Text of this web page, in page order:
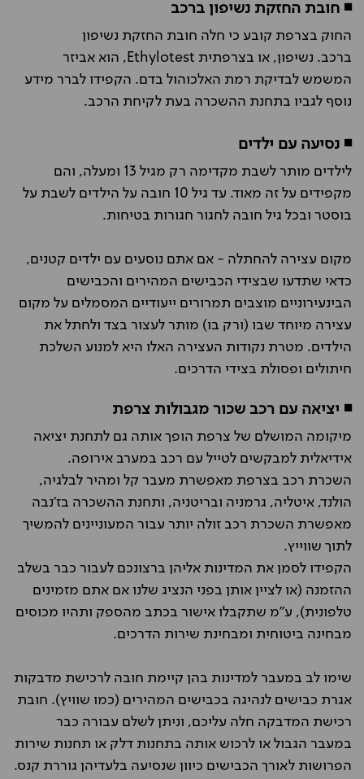
◾ חובת החזקת נשיפון ברכב
החוק בצרפת קובע כי חלה חובת החזקת נשיפון
ברכב.
נשיפון, או בצרפתית Ethylotest, הוא אביזר
המשמש לבדיקת רמת האלכוהול בדם. הקפידו לברר מידע
נוסף לגביו בתחנת ההשכרה בעת לקיחת הרכב.
◾ נסיעה עם ילדים
לילדים מותר לשבת מקדימה רק מגיל 13 ומעלה, והם
מקפידים על זה מאוד. עד גיל 10 חובה על הילדים לשבת על
בוסטר ובכל גיל חובה לחגור חגורות בטיחות.
מקום עצירה להחתלה - אם אתם נוסעים עם ילדים קטנים,
כדאי שתדעו שבצידי הכבישים המהירים והכבישים
הבינעירוניים מוצבים תמרורים ייעודיים המסמלים על מקום
עצירה מיוחד שבו (ורק בו) מותר לעצור בצד ולחתל את
הילדים. מטרת נקודות העצירה האלו היא למנוע השלכת
חיתולים ופסולת בצידי הדרכים.
◾ יציאה עם רכב שכור מגבולות צרפת
מיקומה המושלם של צרפת הופך אותה גם לתחנת יציאה
אידיאלית למבקשים לטייל עם רכב במערב אירופה.
השכרת רכב בצרפת מאפשרת מעבר קל ומהיר לבלגיה,
הולנד, איטליה, גרמניה ובריטניה, ותחנת ההשכרה בז'נבה
מאפשרת השכרת רכב זולה יותר עבור המעוניינים להמשיך
לתוך שווייץ.
הקפידו לסמן את המדינות אליהן ברצונכם לעבור כבר בשלב
ההזמנה (או לציין אותן בפני הנציג שלנו אם אתם מזמינים
טלפונית), ע"מ שתקבלו אישור בכתב מהספק ותהיו מכוסים
מבחינה ביטוחית ומבחינת שירות הדרכים.
שימו לב במעבר למדינות בהן קיימת חובה לרכישת מדבקות
אגרת כבישים לנהיגה בכבישים המהירים (כמו שוויץ). חובת
רכישת המדבקה חלה עליכם, וניתן לשלם עבורה כבר
במעבר הגבול או לרכוש אותה בתחנות דלק או תחנות שירות
הפרושות לאורך הכבישים כיוון שנסיעה בלעדיהן גוררת קנס.